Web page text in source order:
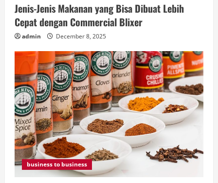
Jenis-Jenis Makanan yang Bisa Dibuat Lebih
Cepat dengan Commercial Blixer
admin December 8, 2025
business to business